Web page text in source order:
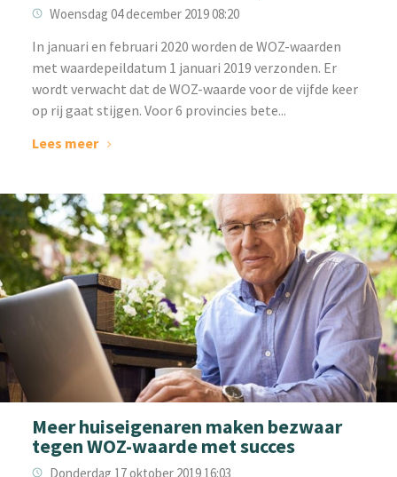
Woensdag 04 december 2019 08:20
In januari en februari 2020 worden de WOZ-waarden
met waardepeildatum 1 januari 2019 verzonden. Er
wordt verwacht dat de WOZ-waarde voor de vijfde keer
op rij gaat stijgen. Voor 6 provincies bete...
Lees meer
Meer huiseigenaren maken bezwaar
tegen WOZ-waarde met succes
Donderdag 17 oktober 2019 16:03